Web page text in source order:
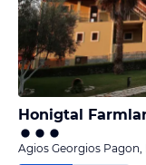
Honigtal
Agios Georgios Pagon,